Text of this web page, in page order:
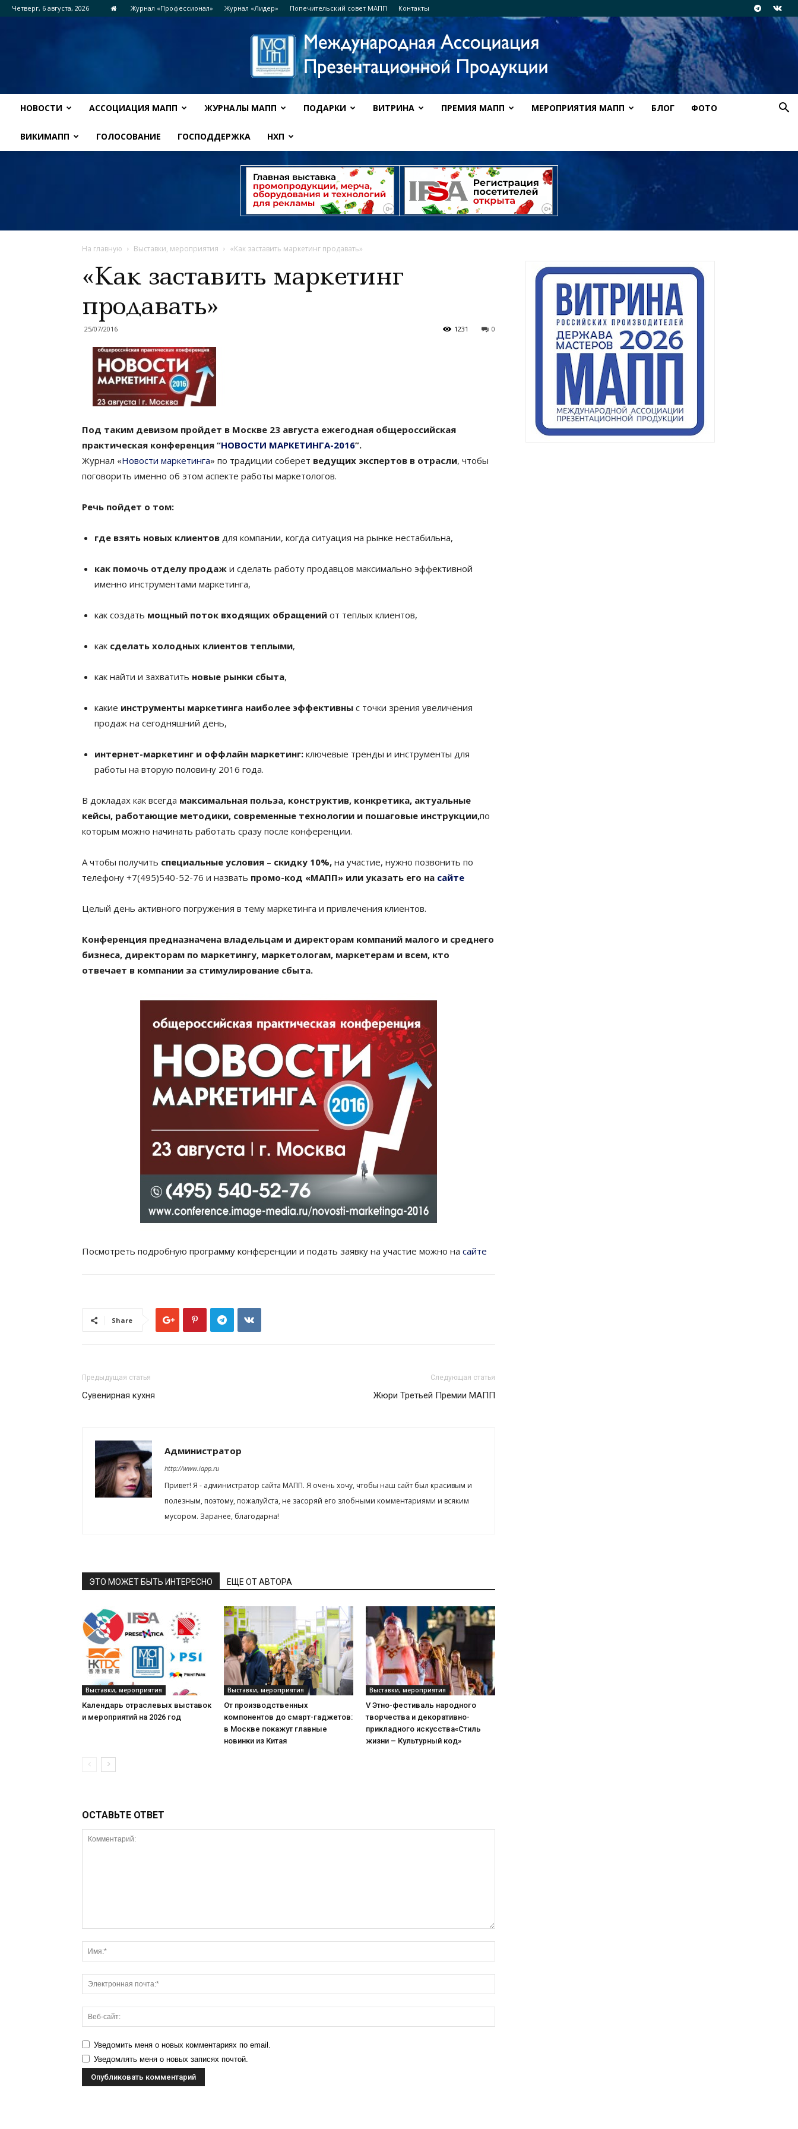
Четверг, 6 августа, 2026 Журнал «Профессионал» Журнал «Лидер» Попечительский совет МАПП Контакты
НОВОСТИ АССОЦИАЦИЯ МАПП ЖУРНАЛЫ МАПП ПОДАРКИ ВИТРИНА ПРЕМИЯ МАПП МЕРОПРИЯТИЯ МАПП БЛОГ ФОТО
ВИКИМАПП ГОЛОСОВАНИЕ ГОСПОДДЕРЖКА НХП
На главную Выставки, мероприятия «Как заставить маркетинг продавать»
«Как заставить маркетинг
продавать»
25/07/2016 0
1231
Под таким девизом пройдет в Москве 23 августа ежегодная общероссийская
практическая конференция “НОВОСТИ МАРКЕТИНГА-2016”.
Журнал «Новости маркетинга» по традиции соберет ведущих экспертов в отрасли, чтобы
поговорить именно об этом аспекте работы маркетологов.
Речь пойдет о том:
где взять новых клиентов для компании, когда ситуация на рынке нестабильна,
как помочь отделу продаж и сделать работу продавцов максимально эффективной
именно инструментами маркетинга,
как создать мощный поток входящих обращений от теплых клиентов,
как сделать холодных клиентов теплыми,
как найти и захватить новые рынки сбыта,
какие инструменты маркетинга наиболее эффективны с точки зрения увеличения
продаж на сегодняшний день,
интернет-маркетинг и оффлайн маркетинг: ключевые тренды и инструменты для
работы на вторую половину 2016 года.
В докладах как всегда максимальная польза, конструктив, конкретика, актуальные
кейсы, работающие методики, современные технологии и пошаговые инструкции,по
которым можно начинать работать сразу после конференции.
А чтобы получить специальные условия – скидку 10%, на участие, нужно позвонить по
телефону +7(495)540-52-76 и назвать промо-код «МАПП» или указать его на сайте
Целый день активного погружения в тему маркетинга и привлечения клиентов.
Конференция предназначена владельцам и директорам компаний малого и среднего
бизнеса, директорам по маркетингу, маркетологам, маркетерам и всем, кто
отвечает в компании за стимулирование сбыта.
Посмотреть подробную программу конференции и подать заявку на участие можно на сайте
Share
Предыдущая статья
Сувенирная кухня
Следующая статья
Жюри Третьей Премии МАПП
Администратор
http://www.iapp.ru
Привет! Я - администратор сайта МАПП. Я очень хочу, чтобы наш сайт был красивым и
полезным, поэтому, пожалуйста, не засоряй его злобными комментариями и всяким
мусором. Заранее, благодарна!
ЭТО МОЖЕТ БЫТЬ ИНТЕРЕСНО ЕЩЕ ОТ АВТОРА
Выставки, мероприятия
Календарь отраслевых выставок
и мероприятий на 2026 год
Выставки, мероприятия
От производственных
компонентов до смарт-гаджетов:
в Москве покажут главные
новинки из Китая
Выставки, мероприятия
V Этно-фестиваль народного
творчества и декоративно-
прикладного искусства«Стиль
жизни – Культурный код»
ОСТАВЬТЕ ОТВЕТ
Уведомить меня о новых комментариях по email.
Уведомлять меня о новых записях почтой.